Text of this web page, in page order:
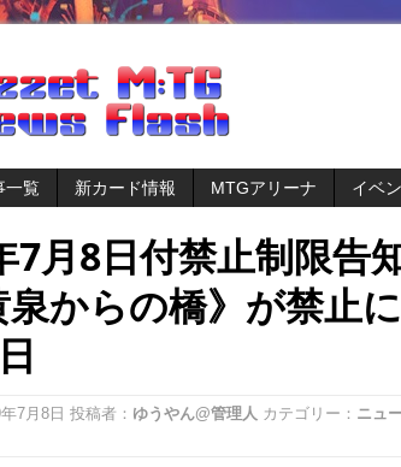
一覧 新カード情報 MTGアリーナ イベ
7月8日付禁止制限告
からの橋》が禁止
7月8日 投稿者： ゆうやん@管理人 カテゴリー： ニュ